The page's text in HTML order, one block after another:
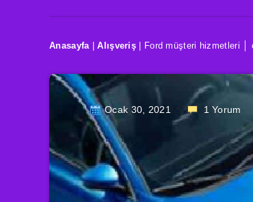
Anasayfa|Alışveriş Ford müşteri hizmetleri │
Ocak 30, 2021 1 Yorum